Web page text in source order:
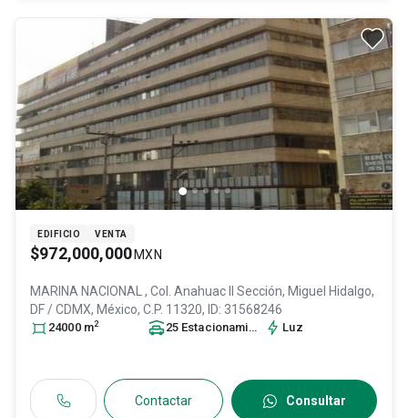
EDIFICIO VENTA
$972,000,000 MXN
MARINA NACIONAL , Col. Anahuac II Sección, Miguel Hidalgo,
DF / CDMX, México, C.P. 11320, ID: 31568246
24000 m2 25 Estacionamiento s Luz
Contactar Consultar